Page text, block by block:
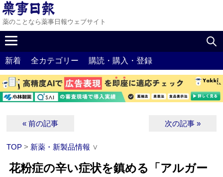
薬のことなら薬事日報ウェブサイト
新着 全カテゴリー 購読・購入・登録
« 前の記事 次の記事 »
TOP > 新薬・新製品情報 ∨
花粉症の辛い症状を鎮める「アルガー